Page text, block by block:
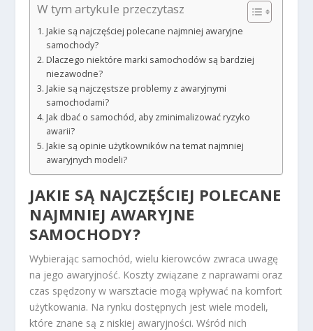
W tym artykule przeczytasz
Jakie są najczęściej polecane najmniej awaryjne
samochody?
Dlaczego niektóre marki samochodów są bardziej
niezawodne?
Jakie są najczęstsze problemy z awaryjnymi
samochodami?
Jak dbać o samochód, aby zminimalizować ryzyko
awarii?
Jakie są opinie użytkowników na temat najmniej
awaryjnych modeli?
JAKIE SĄ NAJCZĘŚCIEJ POLECANE
NAJMNIEJ AWARYJNE
SAMOCHODY?
Wybierając samochód, wielu kierowców zwraca uwagę
na jego awaryjność. Koszty związane z naprawami oraz
czas spędzony w warsztacie mogą wpływać na komfort
użytkowania. Na rynku dostępnych jest wiele modeli,
które znane są z niskiej awaryjności. Wśród nich